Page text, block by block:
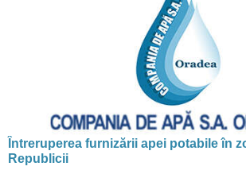
Întreruperea furnizării apei potabile în
Republicii